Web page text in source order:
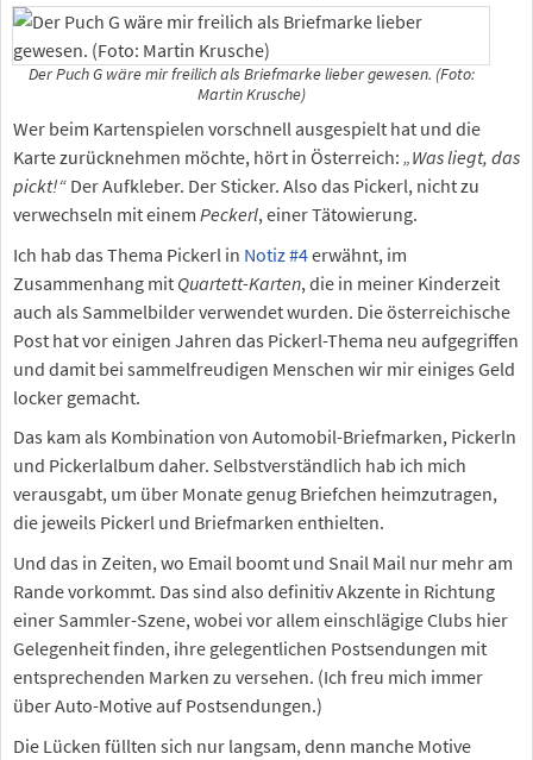
Der Puch G wäre mir freilich als Briefmarke lieber gewesen. (Foto:
Martin Krusche)
Wer beim Kartenspielen vorschnell ausgespielt hat und die
Karte zurücknehmen möchte, hört in Österreich: „Was liegt, das
pickt!“ Der Aufkleber. Der Sticker. Also das Pickerl, nicht zu
verwechseln mit einem Peckerl, einer Tätowierung.
Ich hab das Thema Pickerl in Notiz #4erwähnt, im
Zusammenhang mit Quartett-Karten, die in meiner Kinderzeit
auch als Sammelbilder verwendet wurden. Die österreichische
Post hat vor einigen Jahren das Pickerl-Thema neu aufgegriffen
und damit bei sammelfreudigen Menschen wir mir einiges Geld
locker gemacht.
Das kam als Kombination von Automobil-Briefmarken, Pickerln
und Pickerlalbum daher. Selbstverständlich hab ich mich
verausgabt, um über Monate genug Briefchen heimzutragen,
die jeweils Pickerl und Briefmarken enthielten.
Und das in Zeiten, wo Email boomt und Snail Mail nur mehr am
Rande vorkommt. Das sind also definitiv Akzente in Richtung
einer Sammler-Szene, wobei vor allem einschlägige Clubs hier
Gelegenheit finden, ihre gelegentlichen Postsendungen mit
entsprechenden Marken zu versehen. (Ich freu mich immer
über Auto-Motive auf Postsendungen.)
Die Lücken füllten sich nur langsam, denn manche Motive